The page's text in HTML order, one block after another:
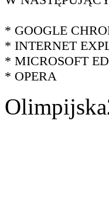
* GOOGLE
* INTERNET
* MICROSOFT
* OPERA